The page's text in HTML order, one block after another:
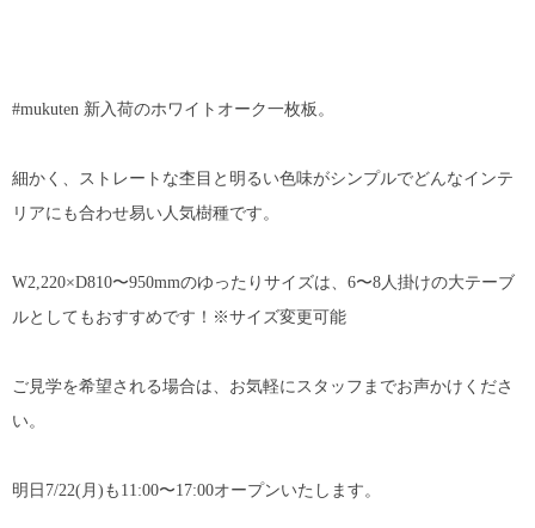
#mukuten 新入荷のホワイトオーク一枚板。
細かく、ストレートな杢目と明るい色味がシンプルでどんなインテ
リアにも合わせ易い人気樹種です。
W2,220×D810〜950mmのゆったりサイズは、6〜8人掛けの大テーブ
ルとしてもおすすめです！※サイズ変更可能
ご見学を希望される場合は、お気軽にスタッフまでお声かけくださ
い。
明日7/22(月)も11:00〜17:00オープンいたします。